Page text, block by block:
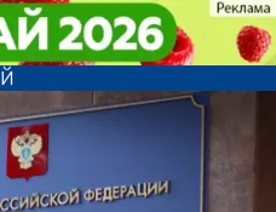
вернуть
часть потерянных
вернуть
часть потерянных
по